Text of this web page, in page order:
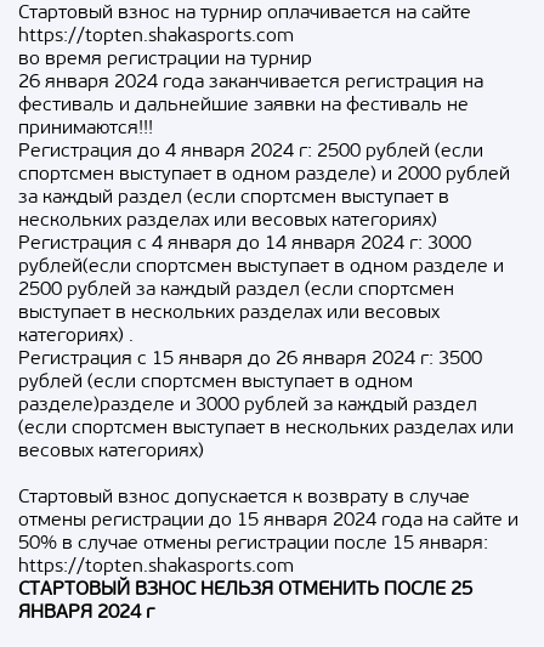
Стартовый взнос на турнир оплачивается на сайте
https://topten.shakasports.com
во время регистрации на турнир
26 января 2024 года заканчивается регистрация на
фестиваль и дальнейшие заявки на фестиваль не
принимаются!!!
Регистрация до 4 января 2024 г: 2500 рублей (если
спортсмен выступает в одном разделе) и 2000 рублей
за каждый раздел (если спортсмен выступает в
нескольких разделах или весовых категориях)
Регистрация с 4 января до 14 января 2024 г: 3000
рублей(если спортсмен выступает в одном разделе и
2500 рублей за каждый раздел (если спортсмен
выступает в нескольких разделах или весовых
категориях) .
Регистрация с 15 января до 26 января 2024 г: 3500
рублей (если спортсмен выступает в одном
разделе)разделе и 3000 рублей за каждый раздел
(если спортсмен выступает в нескольких разделах или
весовых категориях)
Стартовый взнос допускается к возврату в случае
отмены регистрации до 15 января 2024 года на сайте и
50% в случае отмены регистрации после 15 января:
https://topten.shakasports.com
СТАРТОВЫЙ ВЗНОС НЕЛЬЗЯ ОТМЕНИТЬ ПОСЛЕ 25
ЯНВАРЯ 2024 г